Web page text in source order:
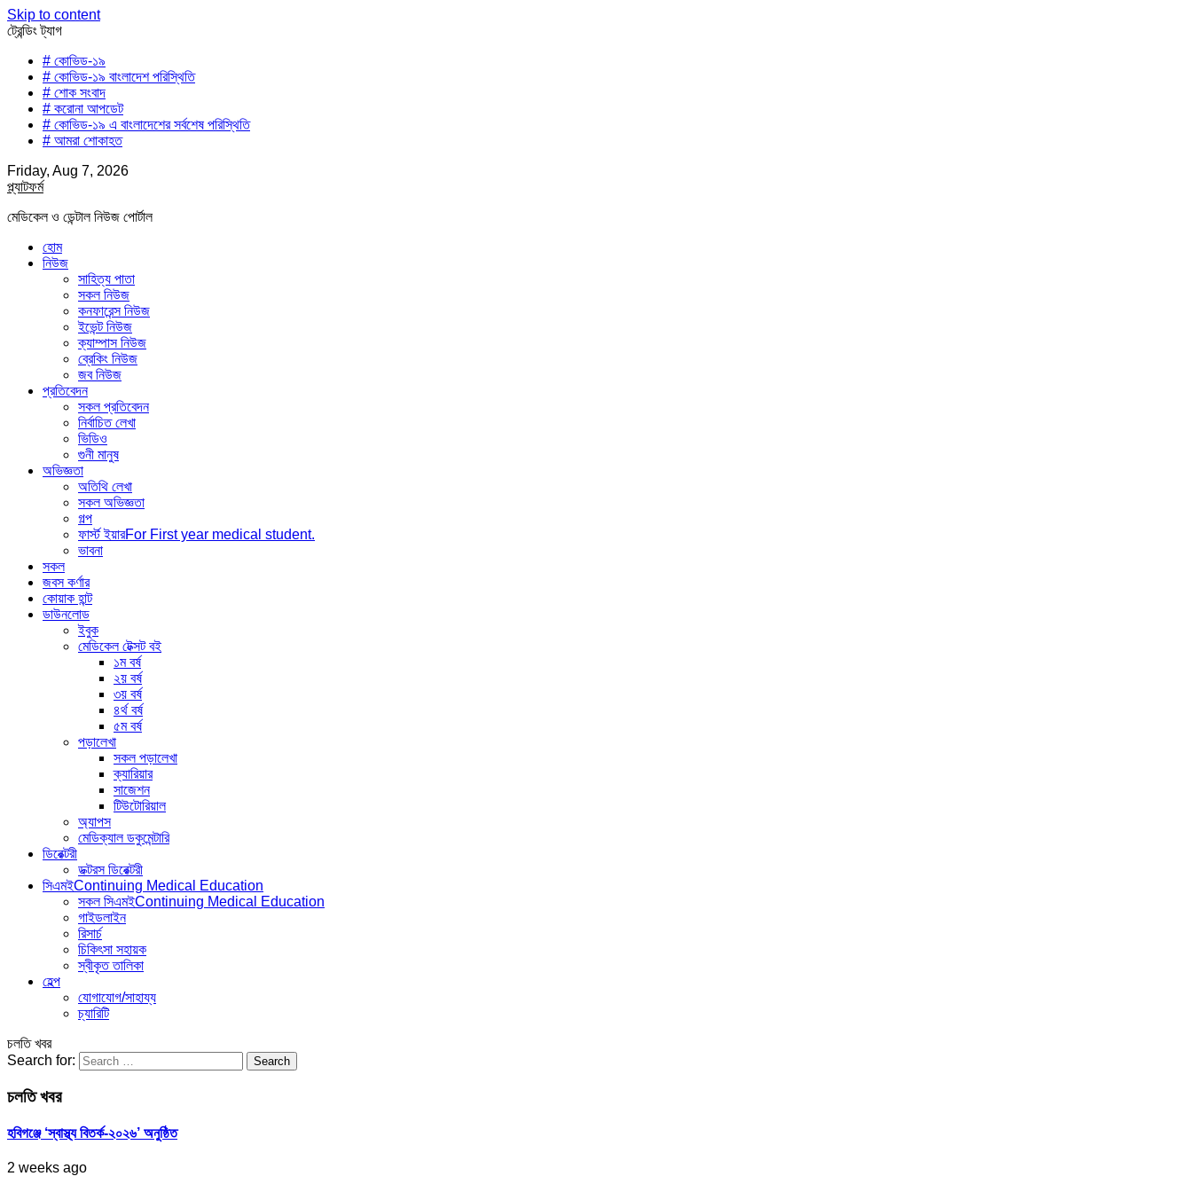
Skip to content
ট্রেন্ডিং ট্যাগ
# কোভিড-১৯
# কোভিড-১৯ বাংলাদেশ পরিস্থিতি
# শোক সংবাদ
# করোনা আপডেট
# কোভিড-১৯ এ বাংলাদেশের সর্বশেষ পরিস্থিতি
# আমরা শোকাহত
Friday, Aug 7, 2026
প্ল্যাটফর্ম
মেডিকেল ও ডেন্টাল নিউজ পোর্টাল
হোম
নিউজ
সাহিত্য পাতা
সকল নিউজ
কনফারেন্স নিউজ
ইভেন্ট নিউজ
ক্যাম্পাস নিউজ
ব্রেকিং নিউজ
জব নিউজ
প্রতিবেদন
সকল প্রতিবেদন
নির্বাচিত লেখা
ভিডিও
গুনী মানুষ
অভিজ্ঞতা
অতিথি লেখা
সকল অভিজ্ঞতা
গল্প
ফার্স্ট ইয়ারFor First year medical student.
ভাবনা
সকল
জবস কর্ণার
কোয়াক হান্ট
ডাউনলোড
ইবুক
মেডিকেল টেক্সট বই
১ম বর্ষ
২য় বর্ষ
৩য় বর্ষ
৪র্থ বর্ষ
৫ম বর্ষ
পড়ালেখা
সকল পড়ালেখা
ক্যারিয়ার
সাজেশন
টিউটোরিয়াল
অ্যাপস
মেডিক্যাল ডকুমেন্টারি
ডিরেক্টরী
ডক্টরস ডিরেক্টরী
সিএমইContinuing Medical Education
সকল সিএমইContinuing Medical Education
গাইডলাইন
রিসার্চ
চিকিৎসা সহায়ক
স্বীকৃত তালিকা
হেল্প
যোগাযোগ/সাহায্য
চ্যারিটি
চলতি খবর
Search for:
চলতি খবর
হবিগঞ্জে ‘স্বাস্থ্য বিতর্ক-২০২৬’ অনুষ্ঠিত
2 weeks ago